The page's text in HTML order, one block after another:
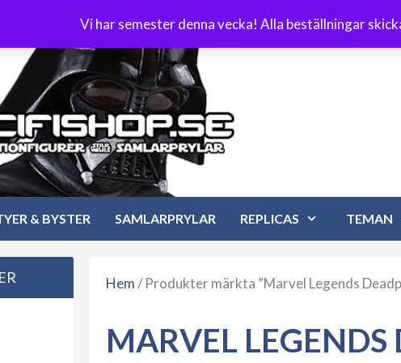
Vi har semester denna vecka! Alla beställningar
Öppet köp 30 dagar Frakt 89 kr
& BYSTER SAMLARPRYLAR REPLICAS TEMAN
Hem/ Produkter märkta ”Marvel Legends
MARVEL